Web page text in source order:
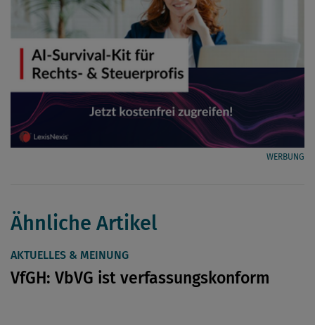
WERBUNG
Ähnliche Artikel
AKTUELLES & MEINUNG
VfGH: VbVG ist verfassungskonform